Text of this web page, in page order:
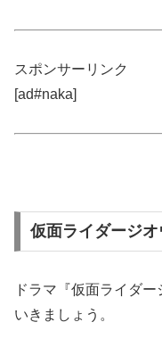
スポンサーリンク
[ad#naka]
仮面ライダージ
ドラマ『仮面ライダ
いきましょう。